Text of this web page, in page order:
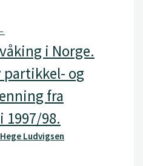
i Norge.
partikkel- og
fra
98.
Ludvigsen